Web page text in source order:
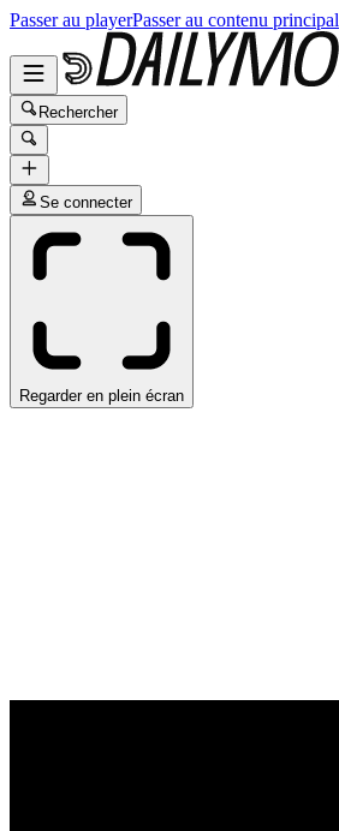
Passer au playerPasser au contenu principal
Rechercher
Se connecter
Regarder en plein écran